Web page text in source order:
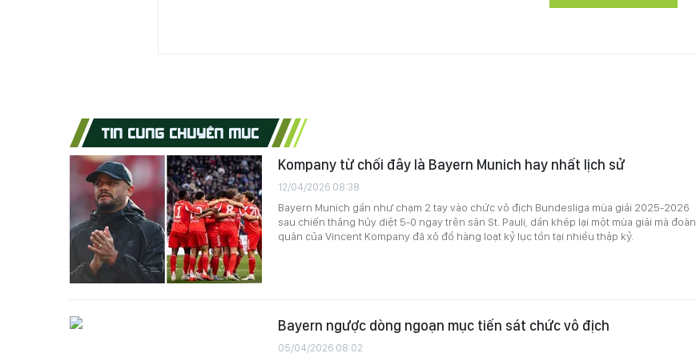
TIN CÙNG CHUYÊN MỤC
Kompany từ chối đây là Bayern Munich hay nhất lịch sử
12/04/2026 08:38
Bayern Munich gần như chạm 2 tay vào chức vô địch Bundesliga mùa giải 2025-2026
sau chiến thắng hủy diệt 5-0 ngay trên sân St. Pauli, dần khép lại một mùa giải mà đoàn
quân của Vincent Kompany đã xô đổ hàng loạt kỷ lục tồn tại nhiều thập kỷ.
Bayern ngược dòng ngoạn mục tiến sát chức vô địch
05/04/2026 08:02